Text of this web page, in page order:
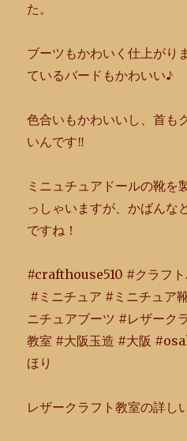
た。
ブーツもかわいく仕上がり
ているバードもかわいい♪
色合いもかわいいし、首も
いんです‼︎
ミニュチュアドールの靴を
っしゃいますが、かばんな
ですね！
#crafthouse510 #クラフ
#ミニチュア #ミニチュア
ニチュアブーツ #レザーク
教室 #大阪玉造 #大阪
ほり
レザークラフト教室の詳し